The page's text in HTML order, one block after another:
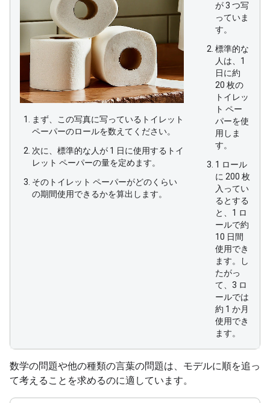
まず、この写真に写っているトイレット
ペーパーのロールを数えてください。
次に、標準的な人が 1 日に使用するトイ
レット ペーパーの量を定めます。
そのトイレット ペーパーがどのくらい
の期間使用できるかを算出します。
が 3 つ写
っていま
す。
標準的な
人は、1
日に約
20 枚の
トイレッ
ト ペー
パーを使
用しま
す。
1 ロール
に 200 枚
入ってい
るとする
と、1 ロ
ールで約
10 日間
使用でき
ます。し
たがっ
て、3 ロ
ールでは
約 1 か月
使用でき
ます。
数学の問題や他の種類の言葉の問題は、モデルに順を追っ
て考えることを求めるのに適しています。